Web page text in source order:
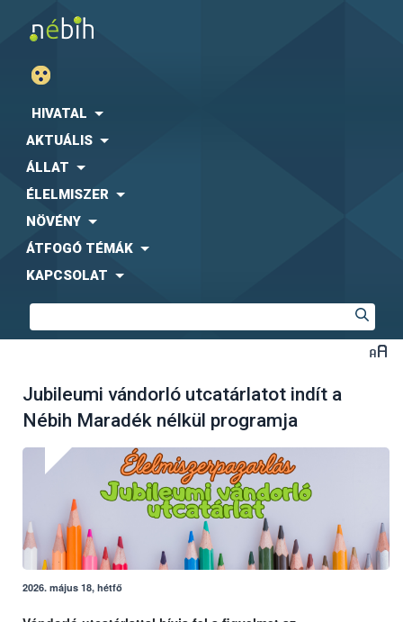
HIVATAL
AKTUÁLIS
ÁLLAT
ÉLELMISZER
NÖVÉNY
ÁTFOGÓ TÉMÁK
KAPCSOLAT
Jubileumi vándorló utcatárlatot indít a
Nébih Maradék nélkül programja
2026. május 18, hétfő